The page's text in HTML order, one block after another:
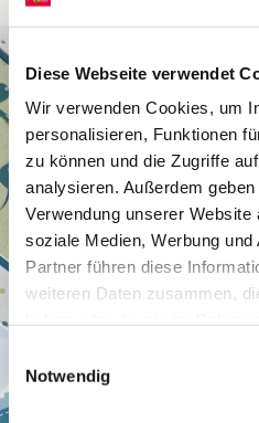
Diese Webseite verwendet
Wir verwenden Cookies, um
personalisieren, Funktionen
zu können und die Zugriffe
analysieren. Außerdem
Verwendung unserer
soziale Medien, Werbung
Partner führen diese
weiteren Daten zusammen,
Datenschutzhinweisen
Notwendig